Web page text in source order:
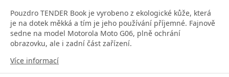
Pouzdro TENDER Book je vyrobeno z ekologické kůže, která
je na dotek měkká a tím je jeho používání příjemné. Fajnově
sedne na model Motorola Moto G06, plně ochrání
obrazovku, ale i zadní část zařízení.
Více informací